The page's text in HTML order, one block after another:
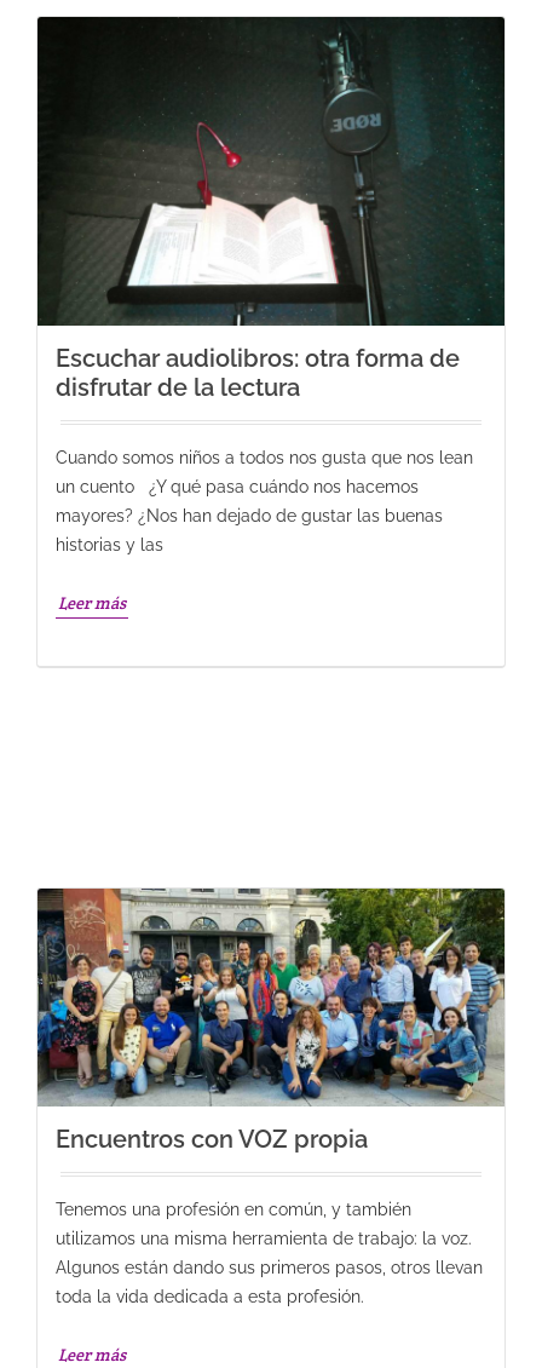
Escuchar audiolibros: otra forma de
disfrutar de la lectura
Cuando somos niños a todos nos gusta que nos lean
un cuento ¿Y qué pasa cuándo nos hacemos
mayores? ¿Nos han dejado de gustar las buenas
historias y las
Leer más
Encuentros con VOZ propia
Tenemos una profesión en común, y también
utilizamos una misma herramienta de trabajo: la voz.
Algunos están dando sus primeros pasos, otros llevan
toda la vida dedicada a esta profesión.
Leer más